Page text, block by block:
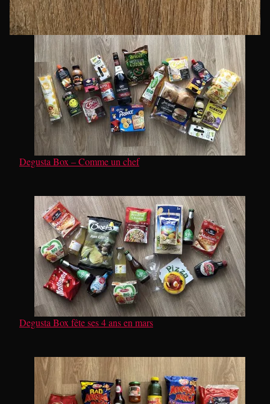
Degusta Box – Comme un chef
Degusta Box fête ses 4 ans en mars